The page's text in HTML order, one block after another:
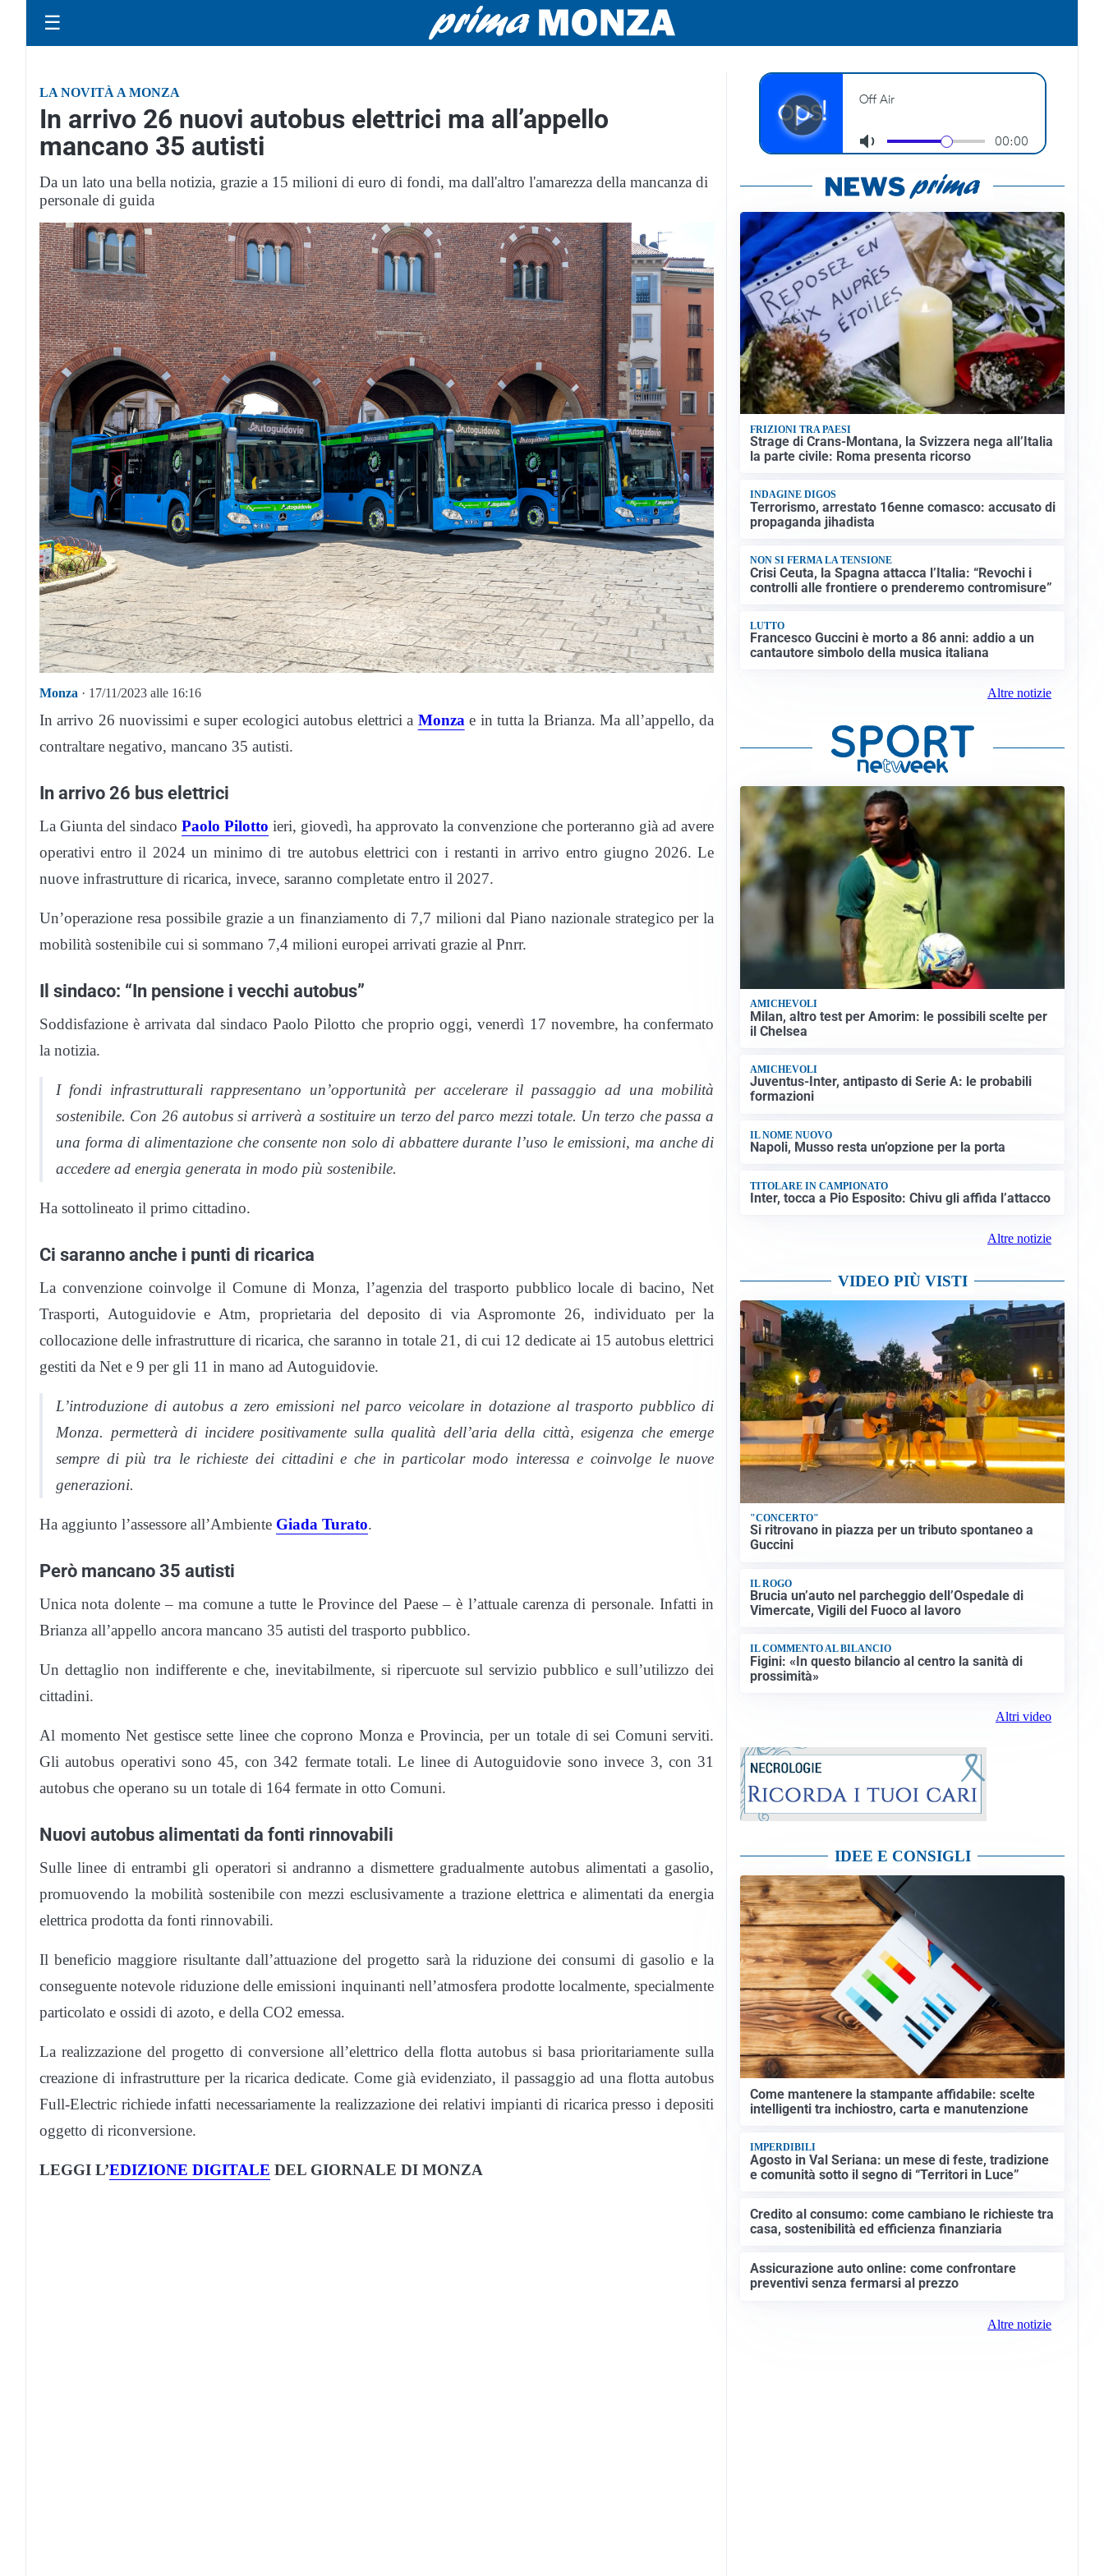
☰
LA NOVITÀ A MONZA
In arrivo 26 nuovi autobus elettrici ma all’appello
mancano 35 autisti
Da un lato una bella notizia, grazie a 15 milioni di euro di fondi, ma dall'altro l'amarezza della mancanza di
personale di guida
Monza · 17/11/2023 alle 16:16
In arrivo 26 nuovissimi e super ecologici autobus elettrici a Monza e in tutta la Brianza. Ma all’appello, da
contraltare negativo, mancano 35 autisti.
In arrivo 26 bus elettrici
La Giunta del sindacoPaolo Pilotto ieri, giovedì, ha approvato la convenzione che porteranno già ad avere
operativi entro il 2024 un minimo di tre autobus elettrici con i restanti in arrivo entro giugno 2026. Le
nuove infrastrutture di ricarica, invece, saranno completate entro il 2027.
Un’operazione resa possibile grazie a un finanziamento di 7,7 milioni dal Piano nazionale strategico per la
mobilità sostenibile cui si sommano 7,4 milioni europei arrivati grazie al Pnrr.
Il sindaco: “In pensione i vecchi autobus”
Soddisfazione è arrivata dal sindaco Paolo Pilotto che proprio oggi, venerdì 17 novembre, ha confermato
la notizia.
I fondi infrastrutturali rappresentano un’opportunità per accelerare il passaggio ad una mobilità
sostenibile. Con 26 autobus si arriverà a sostituire un terzo del parco mezzi totale. Un terzo che passa a
una forma di alimentazione che consente non solo di abbattere durante l’uso le emissioni, ma anche di
accedere ad energia generata in modo più sostenibile.
Ha sottolineato il primo cittadino.
Ci saranno anche i punti di ricarica
La convenzione coinvolge il Comune di Monza, l’agenzia del trasporto pubblico locale di bacino, Net
Trasporti, Autoguidovie e Atm, proprietaria del deposito di via Aspromonte 26, individuato per la
collocazione delle infrastrutture di ricarica, che saranno in totale 21, di cui 12 dedicate ai 15 autobus elettrici
gestiti da Net e 9 per gli 11 in mano ad Autoguidovie.
L’introduzione di autobus a zero emissioni nel parco veicolare in dotazione al trasporto pubblico di
Monza. permetterà di incidere positivamente sulla qualità dell’aria della città, esigenza che emerge
sempre di più tra le richieste dei cittadini e che in particolar modo interessa e coinvolge le nuove
generazioni.
Ha aggiunto l’assessore all’Ambiente Giada Turato.
Però mancano 35 autisti
Unica nota dolente – ma comune a tutte le Province del Paese – è l’attuale carenza di personale. Infatti in
Brianza all’appello ancora mancano 35 autisti del trasporto pubblico.
Un dettaglio non indifferente e che, inevitabilmente, si ripercuote sul servizio pubblico e sull’utilizzo dei
cittadini.
Al momento Net gestisce sette linee che coprono Monza e Provincia, per un totale di sei Comuni serviti.
Gli autobus operativi sono 45, con 342 fermate totali. Le linee di Autoguidovie sono invece 3, con 31
autobus che operano su un totale di 164 fermate in otto Comuni.
Nuovi autobus alimentati da fonti rinnovabili
Sulle linee di entrambi gli operatori si andranno a dismettere gradualmente autobus alimentati a gasolio,
promuovendo la mobilità sostenibile con mezzi esclusivamente a trazione elettrica e alimentati da energia
elettrica prodotta da fonti rinnovabili.
Il beneficio maggiore risultante dall’attuazione del progetto sarà la riduzione dei consumi di gasolio e la
conseguente notevole riduzione delle emissioni inquinanti nell’atmosfera prodotte localmente, specialmente
particolato e ossidi di azoto, e della CO2 emessa.
La realizzazione del progetto di conversione all’elettrico della flotta autobus si basa prioritariamente sulla
creazione di infrastrutture per la ricarica dedicate. Come già evidenziato, il passaggio ad una flotta autobus
Full-Electric richiede infatti necessariamente la realizzazione dei relativi impianti di ricarica presso i depositi
oggetto di riconversione.
LEGGI L’EDIZIONE DIGITALE DEL GIORNALE DI MONZA
FRIZIONI TRA PAESI
Strage di Crans-Montana, la Svizzera nega all’Italia
la parte civile: Roma presenta ricorso
INDAGINE DIGOS
Terrorismo, arrestato 16enne comasco: accusato di
propaganda jihadista
NON SI FERMA LA TENSIONE
Crisi Ceuta, la Spagna attacca l’Italia: “Revochi i
controlli alle frontiere o prenderemo contromisure”
LUTTO
Francesco Guccini è morto a 86 anni: addio a un
cantautore simbolo della musica italiana
Altre notizie
AMICHEVOLI
Milan, altro test per Amorim: le possibili scelte per
il Chelsea
AMICHEVOLI
Juventus-Inter, antipasto di Serie A: le probabili
formazioni
IL NOME NUOVO
Napoli, Musso resta un’opzione per la porta
TITOLARE IN CAMPIONATO
Inter, tocca a Pio Esposito: Chivu gli affida l’attacco
Altre notizie
VIDEO PIÙ VISTI
"CONCERTO"
Si ritrovano in piazza per un tributo spontaneo a
Guccini
IL ROGO
Brucia un’auto nel parcheggio dell’Ospedale di
Vimercate, Vigili del Fuoco al lavoro
IL COMMENTO AL BILANCIO
Figini: «In questo bilancio al centro la sanità di
prossimità»
Altri video
IDEE E CONSIGLI
Come mantenere la stampante affidabile: scelte
intelligenti tra inchiostro, carta e manutenzione
IMPERDIBILI
Agosto in Val Seriana: un mese di feste, tradizione
e comunità sotto il segno di “Territori in Luce”
Credito al consumo: come cambiano le richieste tra
casa, sostenibilità ed efficienza finanziaria
Assicurazione auto online: come confrontare
preventivi senza fermarsi al prezzo
Altre notizie